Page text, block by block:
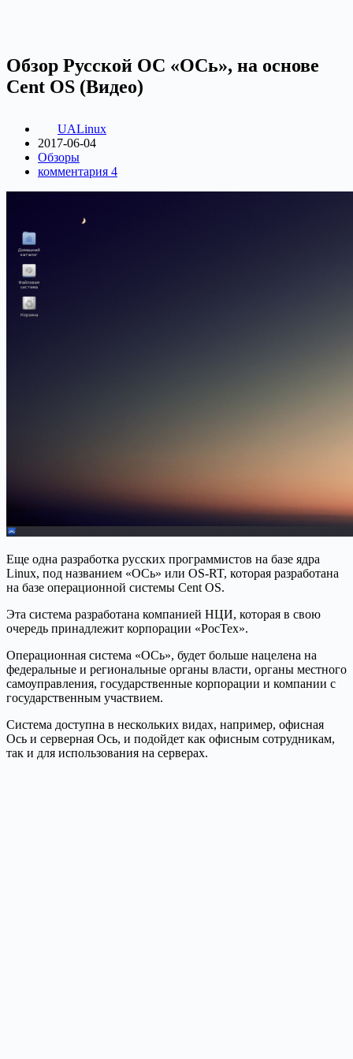
Обзор Русской ОС «ОСь», на основе
Cent OS (Видео)
UALinux
2017-06-04
Обзоры
комментария 4
Еще одна разработка русских программистов на базе ядра
Linux, под названием «ОСь» или OS-RT, которая разработана
на базе операционной системы Cent OS.
Эта система разработана компанией НЦИ, которая в свою
очередь принадлежит корпорации «РосТех».
Операционная система «ОСь», будет больше нацелена на
федеральные и региональные органы власти, органы местного
самоуправления, государственные корпорации и компании с
государственным участвием.
Система доступна в нескольких видах, например, офисная
Ось и серверная Ось, и подойдет как офисным сотрудникам,
так и для использования на серверах.